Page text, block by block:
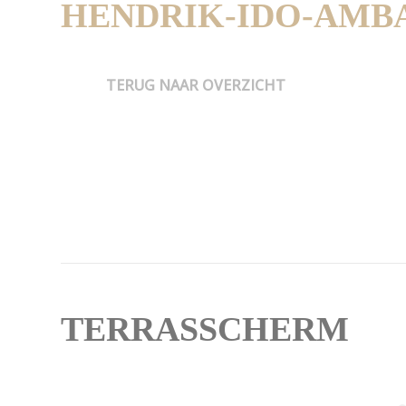
HENDRIK-IDO-
TERUG NAAR OVERZICHT
TERRASSCHERM